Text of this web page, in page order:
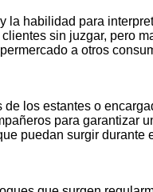
habilidad para
sin juzgar, pero
a otros
los estantes o
para garantizar
puedan surgir durante